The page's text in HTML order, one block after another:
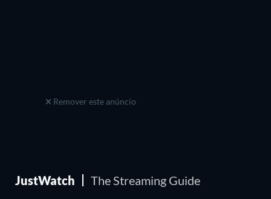
Remover este anúncio
JustWatch The Streaming Guide